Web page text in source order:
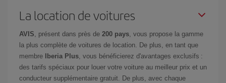
La location de voitures
AVIS , présent dans près de 200 pays , vous propose la gamme
la plus complète de voitures de location. De plus, en tant que
membre
Iberia Plus , vous bénéficierez d'avantages exclusifs :
des tarifs spéciaux pour louer votre voiture au meilleur prix et un
conducteur supplémentaire gratuit. De plus, avec chaque